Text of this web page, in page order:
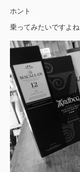
ホント
乗ってみたいですよね